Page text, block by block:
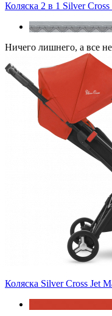
Коляска 2 в 1 Silver
Ничего лишнего, а все
Коляска Silver Cross Jet